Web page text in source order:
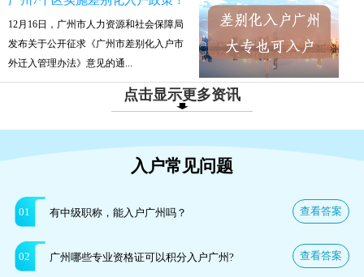
12月16日，广州市人力资源和社会保障局
发布关于公开征求《广州市差别化入户市
外迁入管理办法》意见的通...
点击显示更多资讯
入户常见问题
查看答案
01 有中级职称，能入户广州吗？
查看答案
02 广州哪些专业资格证可以积分入户广州?